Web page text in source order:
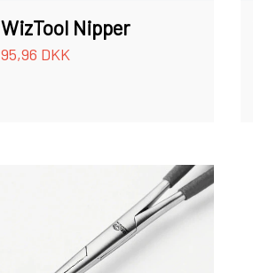
WizTool Nipper
95,96 DKK